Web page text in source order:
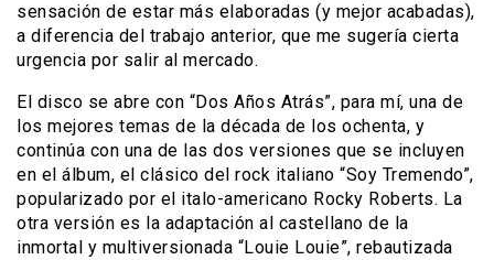
sensación de estar más elaboradas (y mejor acabadas),
a diferencia del trabajo anterior, que me sugería cierta
urgencia por salir al mercado.
El disco se abre con “Dos Años Atrás”, para mí, una de
los mejores temas de la década de los ochenta, y
continúa con una de las dos versiones que se incluyen
en el álbum, el clásico del rock italiano “Soy Tremendo”,
popularizado por el italo-americano Rocky Roberts. La
otra versión es la adaptación al castellano de la
inmortal y multiversionada “Louie Louie”, rebautizada